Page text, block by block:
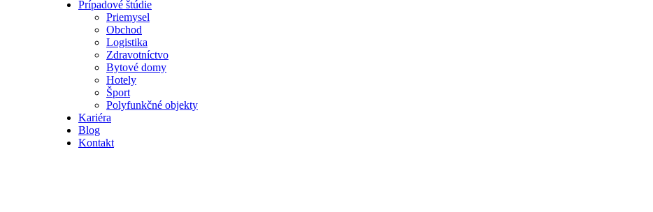
Prípadové štúdie
Priemysel
Obchod
Logistika
Zdravotníctvo
Bytové domy
Hotely
Šport
Polyfunkčné objekty
Kariéra
Blog
Kontakt